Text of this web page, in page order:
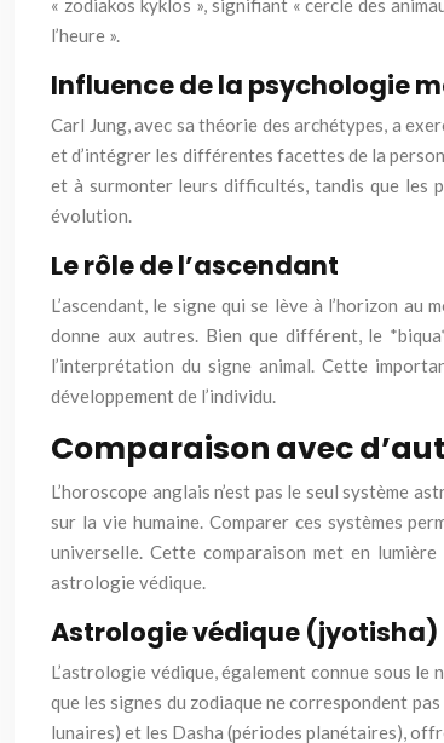
« zodiakos kyklos », signifiant « cercle des
l’heure ».
Influence de la psychologie
Carl Jung, avec sa théorie des archétypes, a
et d’intégrer les différentes facettes de la
et à surmonter leurs difficultés, tandis que les
évolution.
Le rôle de l’ascendant
L’ascendant, le signe qui se lève à l’horizon au
donne aux autres. Bien que différent, le
l’interprétation du signe animal. Cette
développement de l’individu.
Comparaison avec
L’horoscope anglais n’est pas le seul système
sur la vie humaine. Comparer ces systèmes
universelle. Cette comparaison met en
astrologie védique.
Astrologie védique (jyotisha)
L’astrologie védique, également connue sous
que les signes du zodiaque ne correspondent
lunaires) et les Dasha (périodes planétaires),